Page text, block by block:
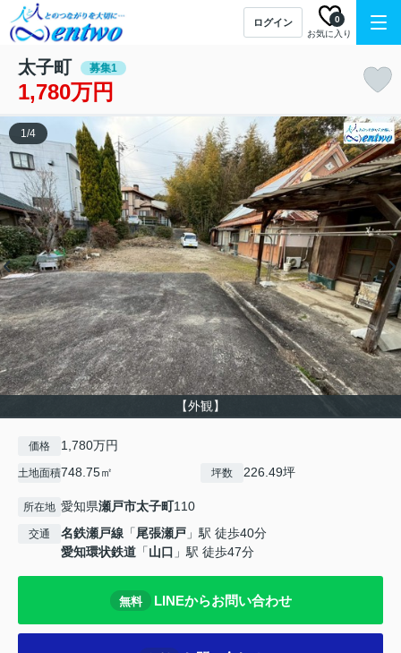
ログイン
お気に入り
0
太子町 募集1
1,780万円
【外観】
1/4
価格 1,780万円
土地面積748.75㎡ 坪数 226.49坪
所在地 愛知県瀬戸市太子町110
交通 名鉄瀬戸線 「尾張瀬戸 」駅 徒歩40分
愛知環状鉄道 「山口 」駅 徒歩47分
無料 LINEからお問い合わせ